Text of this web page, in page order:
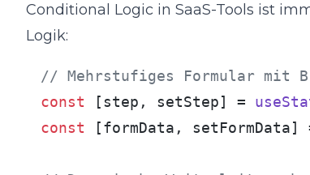
Conditional Logic in SaaS-Tools ist
Logik:
// Mehrstufiges Formular mit
const [step, setStep] =
const [formData, setFormData]